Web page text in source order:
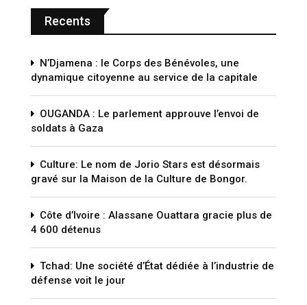
Recents
N’Djamena : le Corps des Bénévoles, une
dynamique citoyenne au service de la capitale
OUGANDA : Le parlement approuve l’envoi de
soldats à Gaza
Culture: Le nom de Jorio Stars est désormais
gravé sur la Maison de la Culture de Bongor.
Côte d’Ivoire : Alassane Ouattara gracie plus de
4 600 détenus
Tchad: Une société d’État dédiée à l’industrie de
défense voit le jour